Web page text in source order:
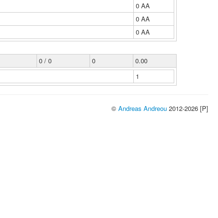
0 ΑΑ
0 ΑΑ
0 ΑΑ
0 / 0 0
0.00
1
© Andreas Andreou 2012-2026 [P]